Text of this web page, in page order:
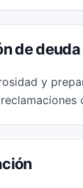
de deuda
y